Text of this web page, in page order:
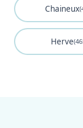
Chaineux
Herve